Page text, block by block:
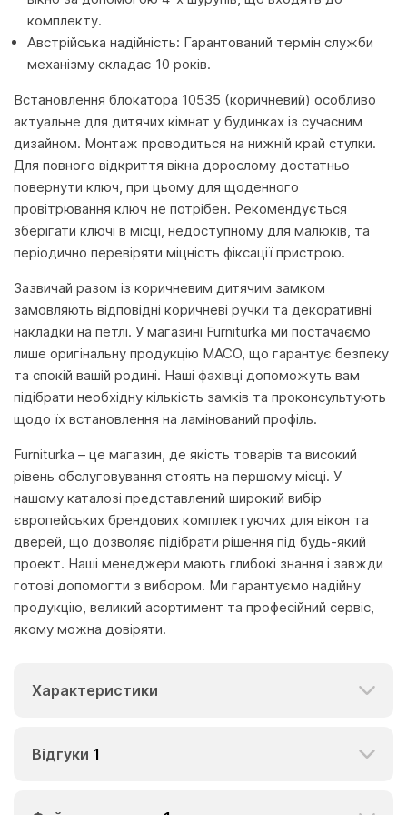
комплекту.
Австрійська надійність: Гарантований термін служби
механізму складає 10 років.
Встановлення блокатора 10535 (коричневий) особливо
актуальне для дитячих кімнат у будинках із сучасним
дизайном. Монтаж проводиться на нижній край стулки.
Для повного відкриття вікна дорослому достатньо
повернути ключ, при цьому для щоденного
провітрювання ключ не потрібен. Рекомендується
зберігати ключі в місці, недоступному для малюків, та
періодично перевіряти міцність фіксації пристрою.
Зазвичай разом із коричневим дитячим замком
замовляють відповідні коричневі ручки та декоративні
накладки на петлі. У магазині Furniturka ми постачаємо
лише оригінальну продукцію MACO, що гарантує безпеку
та спокій вашій родині. Наші фахівці допоможуть вам
підібрати необхідну кількість замків та проконсультують
щодо їх встановлення на ламінований профіль.
Furniturka – це магазин, де якість товарів та високий
рівень обслуговування стоять на першому місці. У
нашому каталозі представлений широкий вибір
європейських брендових комплектуючих для вікон та
дверей, що дозволяє підібрати рішення під будь-який
проект. Наші менеджери мають глибокі знання і завжди
готові допомогти з вибором. Ми гарантуємо надійну
продукцію, великий асортимент та професійний сервіс,
якому можна довіряти.
Характеристики
Відгуки 1